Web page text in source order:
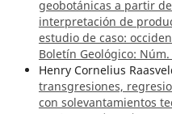
geobotánicas a partir
interpretación de
estudio de caso:
Boletín Geológico: Núm.
Henry Cornelius
transgresiones,
con solevantamientos